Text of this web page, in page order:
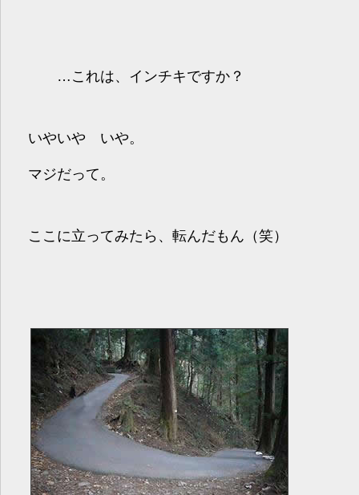
…これは、インチキですか？
いやいや いや。
マジだって。
ここに立ってみたら、転んだもん（笑）